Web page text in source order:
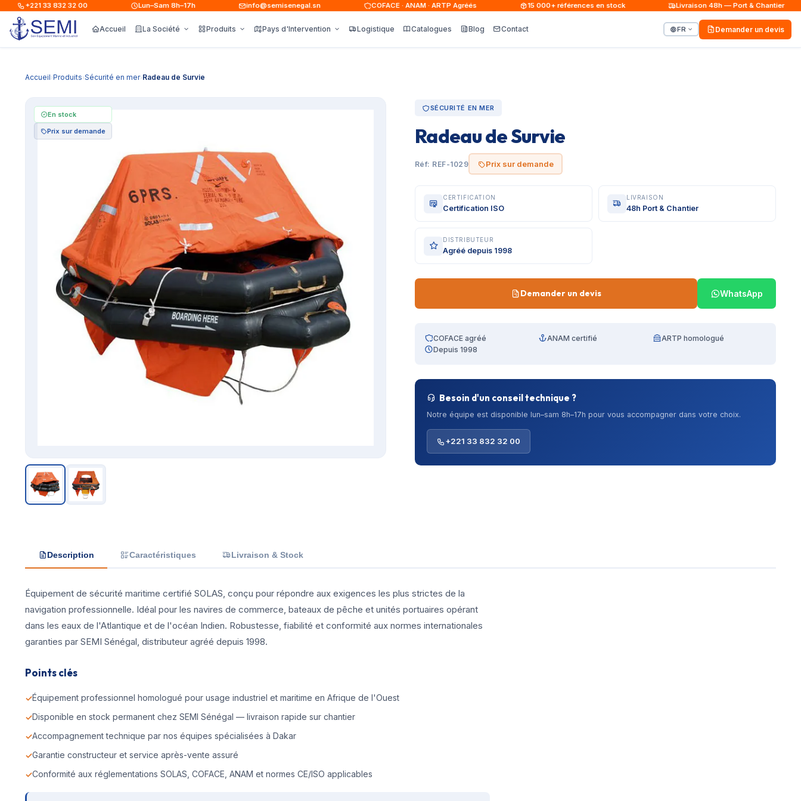
+221 33 832 32 00 Lun–Sam 8h–17h info@semisenegal.sn COFACE · ANAM · ARTP Agréés 15 000+ références en stock Livraison 48h — Port & Chantier
Accueil La Société Produits Pays d'Intervention Logistique Catalogues Blog Contact FR Demander un devis
Accueil›Produits›Sécurité en mer›Radeau de Survie
En stock
Prix sur demande
SÉCURITÉ EN MER
Radeau de Survie
Réf: REF-1029 Prix sur demande
CERTIFICATION
Certification ISO
LIVRAISON
48h Port & Chantier
DISTRIBUTEUR
Agréé depuis 1998
Demander un devis WhatsApp
COFACE agréé ANAM certifié
ARTP homologué
Depuis 1998
Besoin d'un conseil technique ?
Notre équipe est disponible lun–sam 8h–17h pour vous accompagner dans votre choix.
+221 33 832 32 00
Description Caractéristiques Livraison & Stock
Équipement de sécurité maritime certifié SOLAS, conçu pour répondre aux exigences les plus strictes de la
navigation professionnelle. Idéal pour les navires de commerce, bateaux de pêche et unités portuaires opérant
dans les eaux de l'Atlantique et de l'océan Indien. Robustesse, fiabilité et conformité aux normes internationales
garanties par SEMI Sénégal, distributeur agréé depuis 1998.
Points clés
Équipement professionnel homologué pour usage industriel et maritime en Afrique de l'Ouest
Disponible en stock permanent chez SEMI Sénégal — livraison rapide sur chantier
Accompagnement technique par nos équipes spécialisées à Dakar
Garantie constructeur et service après-vente assuré
Conformité aux réglementations SOLAS, COFACE, ANAM et normes CE/ISO applicables